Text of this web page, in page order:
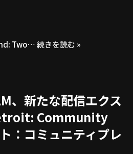
Two…続きを読む »
、新たな配信エクス
Community
：コミュニティプレ